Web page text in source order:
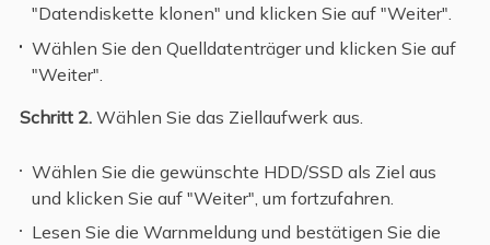
"Datendiskette klonen" und klicken Sie auf "Weiter".
Wählen Sie den Quelldatenträger und klicken Sie auf
"Weiter".
Schritt 2. Wählen Sie das Ziellaufwerk aus.
Wählen Sie die gewünschte HDD/SSD als Ziel aus
und klicken Sie auf "Weiter", um fortzufahren.
Lesen Sie die Warnmeldung und bestätigen Sie die